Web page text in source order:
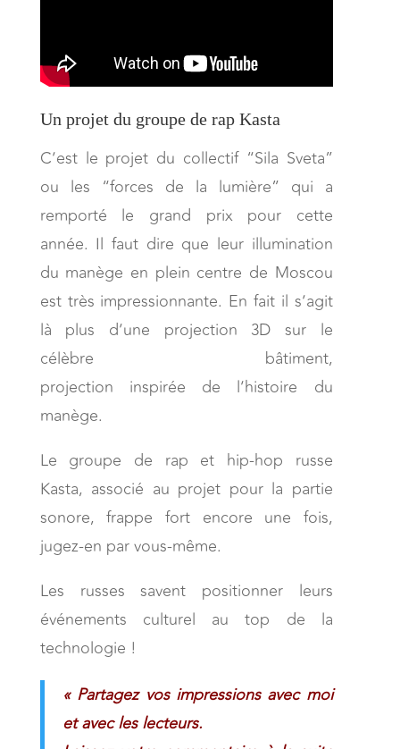
Un projet du groupe de rap Kasta
C’est le projet du collectif “Sila Sveta”
ou les “forces de la lumière” qui a
remporté le grand prix pour cette
année. Il faut dire que leur illumination
du manège en plein centre de Moscou
est très impressionnante. En fait il s’agit
là plus d’une projection 3D sur le
célèbre bâtiment,
projection inspirée de l’histoire du
manège.
Le groupe de rap et hip-hop russe
Kasta, associé au projet pour la partie
sonore, frappe fort encore une fois,
jugez-en par vous-même.
Les russes savent positionner leurs
événements culturel au top de la
technologie !
« Partagez vos impressions avec moi
et avec les lecteurs.